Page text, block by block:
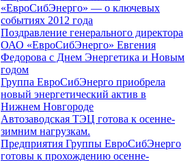
«ЕвроСибЭнерго» — о ключевых
событиях 2012 года
Поздравление генерального директора
ОАО «ЕвроСибЭнерго» Евгения
Федорова с Днем Энергетика и Новым
годом
Группа ЕвроСибЭнерго приобрела
новый энергетический актив в
Нижнем Новгороде
Автозаводская ТЭЦ готова к осенне-
зимним нагрузкам.
Предприятия Группы ЕвроСибЭнерго
готовы к прохождению осенне-